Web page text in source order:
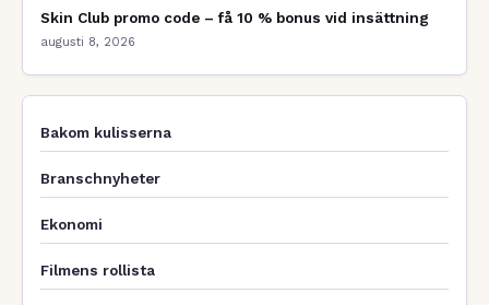
Skin Club promo code – få 10 % bonus vid insättning
augusti 8, 2026
Bakom kulisserna
Branschnyheter
Ekonomi
Filmens rollista